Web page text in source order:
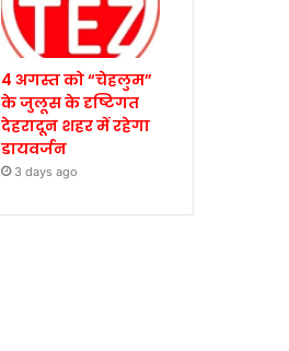
4 अगस्त को “चेहलुम”
के जुलूस के दृष्टिगत
देहरादून शहर में रहेगा
डायवर्जन
3 days ago